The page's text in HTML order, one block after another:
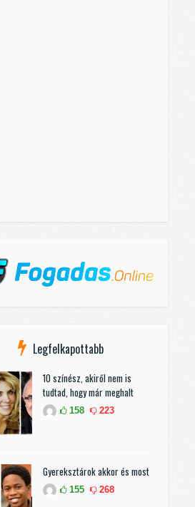
Legfelkapottabb
10 színész, akiről nem is
tudtad, hogy már meghalt
158 223
Gyereksztárok akkor és most
155 268